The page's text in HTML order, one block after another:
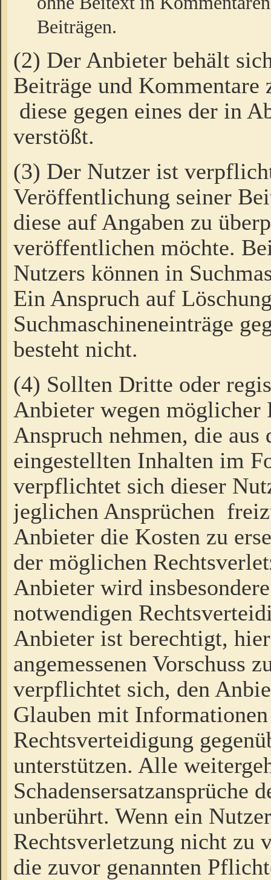
Beiträgen.
(2) Der Anbieter behält
Beiträge und Kommentare
diese gegen eines der in
verstößt.
(3) Der Nutzer ist
Veröffentlichung seiner
diese auf Angaben zu
veröffentlichen möchte.
Nutzers können in
Ein Anspruch auf
Suchmaschineneinträge
besteht nicht.
(4) Sollten Dritte oder
Anbieter wegen möglicher
Anspruch nehmen, die
eingestellten Inhalten im
verpflichtet sich dieser
jeglichen Ansprüchen
Anbieter die Kosten zu
der möglichen
Anbieter wird
notwendigen
Anbieter ist berechtigt,
angemessenen Vorschuss
verpflichtet sich, den
Glauben mit
Rechtsverteidigung
unterstützen. Alle
Schadensersatzansprüche
unberührt. Wenn ein
Rechtsverletzung nicht zu
die zuvor genannten